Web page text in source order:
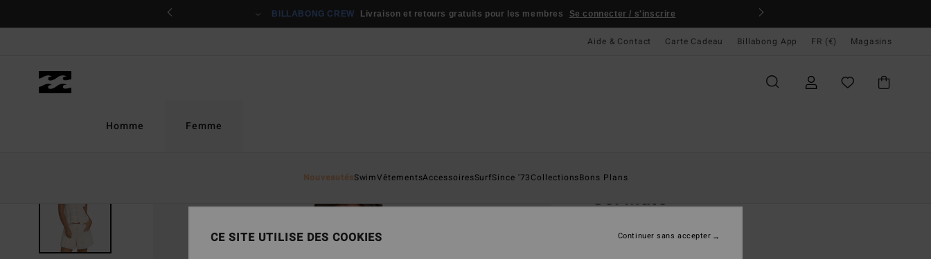
BILLABONG CREW Livraison et retours gratuits pour les membres Se connecter / s'inscrire
Aide & Contact Carte Cadeau Billabong App FR (€) Magasins
Homme Femme
NouveautésSwimVêtementsAccessoiresSurfSince '73CollectionsBons Plans
Sol Mate
CE SITE UTILISE DES COOKIES Continuer sans accepter